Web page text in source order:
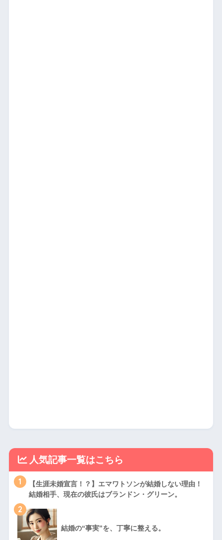
人気記事一覧はこちら
1
【生涯未婚宣言！？】エマワトソンが結婚しない理由！
結婚相手、現在の彼氏はブランドン・グリーン。
2
結婚の“事実”を、丁寧に整える。